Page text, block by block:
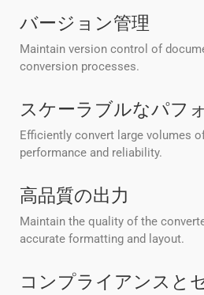
バージョン管理
Maintain version control of
conversion processes.
スケーラブルなパフ
Efficiently convert large volumes
performance and reliability.
高品質の出力
Maintain the quality of the
accurate formatting and layout.
コンプライアンスと